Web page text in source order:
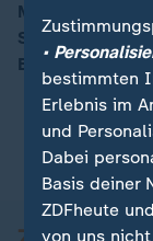
Merkel hat
Sommer viele
Berliner
•
bestimmten
Erlebnis im
und
Dabei
Basis deiner
ZDFheute
von uns